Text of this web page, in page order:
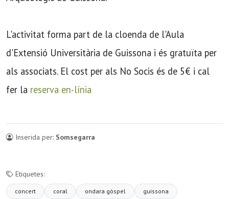
L'activitat forma part de la cloenda de l'Aula
d'Extensió Universitària de Guissona i és gratuïta per
als associats. El cost per als No Socis és de 5€ i cal
fer la reserva en-línia
Inserida per: Somsegarra
Etiquetes:
concert coral ondara gòspel guissona